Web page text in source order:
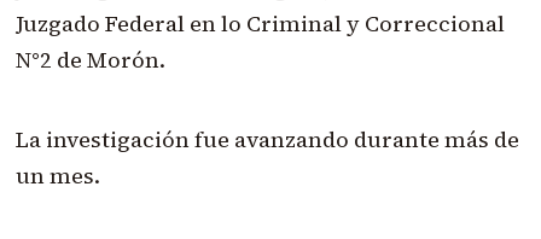
Juzgado Federal en lo Criminal y Correccional
N°2 de Morón.
La investigación fue avanzando durante más de
un mes.